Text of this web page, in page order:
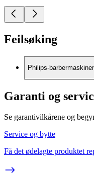
Feilsøking
Philips-
Garanti og
Se garantivilkårene og
Service og bytte
Få det ødelagte produktet